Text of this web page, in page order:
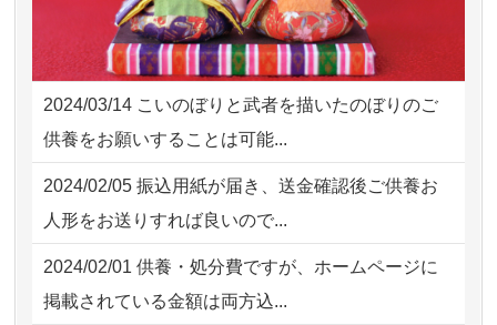
2026/08/01 19:28 東京都の方からお申込み
2026/08/01 17:10 東京都の方からお申込み
2026/08/01 11:07 さいたの方からお申込み
2026/07/31 17:28 栃木県の方からお申込み
2026/07/25供養の内容（料金や送り方等）がとて
も丁寧に説...
2026/07/18 つい先日も利用させていただきまし
た。 手続...
2026/07/18 大切にしていたお人形をきちんと供養
してくださ...
2026/07/15 子供の頃から可愛がってきた七段飾り
の雛人形で...
2024/03/14 こいのぼりと武者を描いたのぼりのご
供養をお願いすることは可能...
2024/02/05 振込用紙が届き、送金確認後ご供養お
人形をお送りすれば良いので...
2024/02/01 供養・処分費ですが、ホームページに
掲載されている金額は両方込...